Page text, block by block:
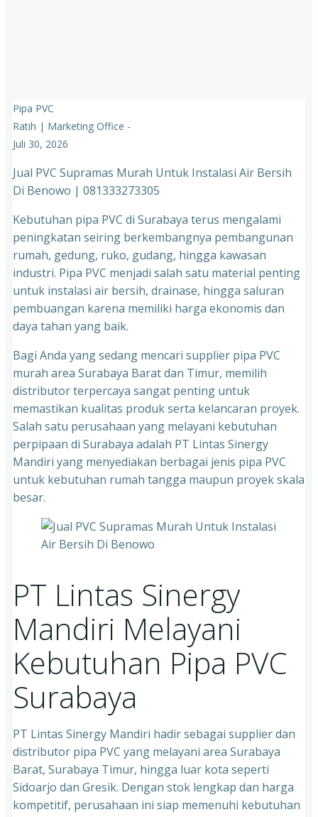
Pipa PVC
Ratih | Marketing Office -
Juli 30, 2026
Jual PVC Supramas Murah Untuk Instalasi Air Bersih
Di Benowo | 081333273305
Kebutuhan pipa PVC di Surabaya terus mengalami
peningkatan seiring berkembangnya pembangunan
rumah, gedung, ruko, gudang, hingga kawasan
industri. Pipa PVC menjadi salah satu material penting
untuk instalasi air bersih, drainase, hingga saluran
pembuangan karena memiliki harga ekonomis dan
daya tahan yang baik.
Bagi Anda yang sedang mencari supplier pipa PVC
murah area Surabaya Barat dan Timur, memilih
distributor terpercaya sangat penting untuk
memastikan kualitas produk serta kelancaran proyek.
Salah satu perusahaan yang melayani kebutuhan
perpipaan di Surabaya adalah PT Lintas Sinergy
Mandiri yang menyediakan berbagai jenis pipa PVC
untuk kebutuhan rumah tangga maupun proyek skala
besar.
PT Lintas Sinergy
Mandiri Melayani
Kebutuhan Pipa PVC
Surabaya
PT Lintas Sinergy Mandiri hadir sebagai supplier dan
distributor pipa PVC yang melayani area Surabaya
Barat, Surabaya Timur, hingga luar kota seperti
Sidoarjo dan Gresik. Dengan stok lengkap dan harga
kompetitif, perusahaan ini siap memenuhi kebutuhan